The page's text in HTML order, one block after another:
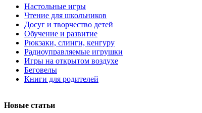
Настольные игры
Чтение для школьников
Досуг и творчество детей
Обучение и развитие
Рюкзаки, слинги, кенгуру
Радиоуправляемые игрушки
Игры на открытом воздухе
Беговелы
Книги для родителей
Новые статьи